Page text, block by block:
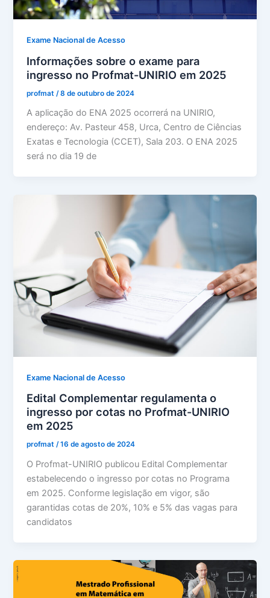
Exame Nacional de Acesso
Informações sobre o exame para
ingresso no Profmat-UNIRIO em 2025
profmat /8 de outubro de 2024
A aplicação do ENA 2025 ocorrerá na UNIRIO,
endereço: Av. Pasteur 458, Urca, Centro de Ciências
Exatas e Tecnologia (CCET), Sala 203. O ENA 2025
será no dia 19 de
Exame Nacional de Acesso
Edital Complementar regulamenta o
ingresso por cotas no Profmat-UNIRIO
em 2025
profmat/16 de agosto de 2024
O Profmat-UNIRIO publicou Edital Complementar
estabelecendo o ingresso por cotas no Programa
em 2025. Conforme legislação em vigor, são
garantidas cotas de 20%, 10% e 5% das vagas para
candidatos